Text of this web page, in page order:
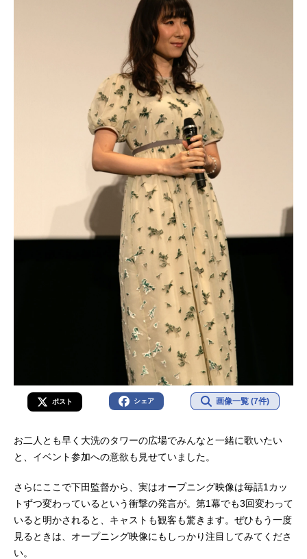
ポスト シェア 画像一覧 (7件)
お二人とも早く大洗のタワーの広場でみんなと一緒に歌いたい
と、イベント参加への意欲も見せていました。
さらにここで下田監督から、実はオープニング映像は毎話1カッ
トずつ変わっているという衝撃の発言が。第1幕でも3回変わって
いると明かされると、キャストも観客も驚きます。ぜひもう一度
見るときは、オープニング映像にもしっかり注目してみてくださ
い。